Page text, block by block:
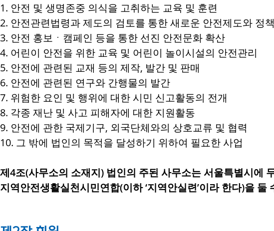
1. 안전 및 생명존중 의식을 고취하는 교육 및 훈련
2. 안전관련법령과 제도의 검토를 통한 새로운 안전제도와 정
3. 안전 홍보ㆍ캠페인 등을 통한 선진 안전문화 확산
4. 어린이 안전을 위한 교육 및 어린이 놀이시설의 안전관리
5. 안전에 관련된 교재 등의 제작, 발간 및 판매
6. 안전에 관련된 연구와 간행물의 발간
7. 위험한 요인 및 행위에 대한 시민 신고활동의 전개
8. 각종 재난 및 사고 피해자에 대한 지원활동
9. 안전에 관한 국제기구, 외국단체와의 상호교류 및 협력
10. 그 밖에 법인의 목적을 달성하기 위하여 필요한 사업
제4조(사무소의 소재지) 법인의 주된 사무소는 서울특별시에
지역안전생활실천시민연합(이하 ‘지역안실련’이라 한다)을 둘